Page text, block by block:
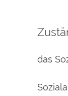
das